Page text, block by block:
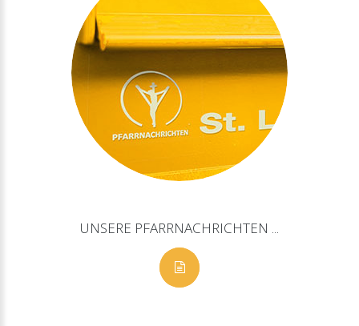
UNSERE PFARRNACHRICHTEN ...